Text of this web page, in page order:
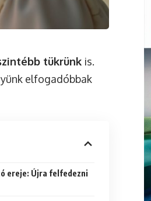
tükrünk is.
elfogadóbbak
ereje: Újra felfedezni